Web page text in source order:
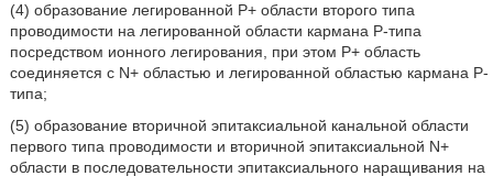
(4) образование легированной Р+ области второго типа
проводимости на легированной области кармана Р-типа
посредством ионного легирования, при этом Р+ область
соединяется с N+ областью и легированной областью кармана Р-
типа;
(5) образование вторичной эпитаксиальной канальной области
первого типа проводимости и вторичной эпитаксиальной N+
области в последовательности эпитаксиального наращивания на